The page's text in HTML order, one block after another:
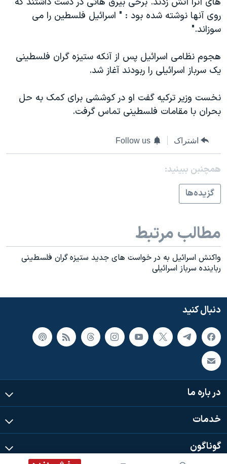
فرهنگ و زندگی
اقتصادی
علم و فناوری
اسرائیل در جنگ
گالری عکس
مستندها
حمله جمهوری اسلامی به اسرائیل
رمز مهسا
ورزش زنان در ایران
اعتراضات زن، زندگی، آزادی
تریبونال مردمی آبان ۹۸
دادگاه حمید نوری
چهل سال گروگان‌گیری
قانون شفافیت دارائی کادر رهبری ایران
اسرائیل در جنگ
نرگس محمدی برنده جایزه نوبل صلح
همایش محافظه‌کاران آمریکا «سی‌پک»
سفر پرزیدنت ترامپ به چین
دنبال کنید
روی آنها نوشته شده بود : " اسرائيل فلسطين را می
سوزاند."
هجوم نظامی اسرائيل پس از آنکه ستيزه گران فلسطينی
يک سرباز اسرائيلی را ربودند آغاز شد.
نخست وزير ترکيه گفت او در کوششی برای کمک به حل
بحران با مقامات فلسطينی تماس گرفت.
اشتراک Follow us
همچنبن ببینید:
گزيده‌ها
مطالب مرتبط
واکنش اسرائيل به در خواست های جديد ستيزه گران فلسطينی
رباينده سرباز اسرائيلی
دنبال کنید
در باره ما
خدمات
گوناگون